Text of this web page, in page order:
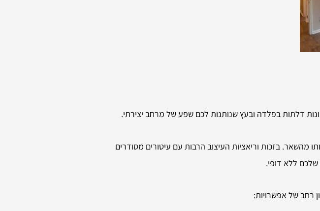
בזכות וריאציות העיצוב הרבות עם עיטורים מסודרים
שלכם ללא דופי.
רחב של אפשרויות: